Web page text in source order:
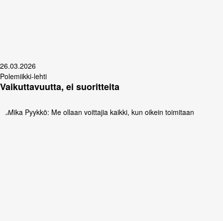
26.03.2026
Polemiikki-lehti
Vaikuttavuutta, ei suoritteita